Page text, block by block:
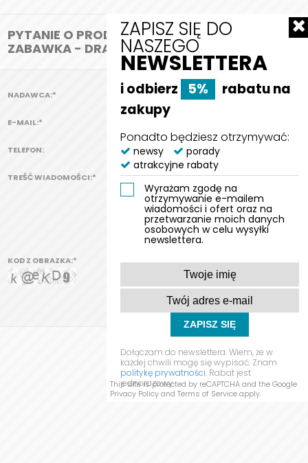
PYTANIE O PRODUKT:
ZABAWKA - DRAPAK DLA KOTA TOM
NADAWCA:*
E-MAIL:*
TELEFON:
TREŚĆ WIADOMOŚCI:*
KOD Z OBRAZKA:*
WYŚLIJ WIADOMOŚĆ
ZAPISZ SIĘ DO
NASZEGO
NEWSLETTERA
i odbierz 5%
rabatu na
zakupy
Ponadto będziesz otrzymywać:
newsy
porady
atrakcyjne rabaty
Wyrażam zgodę na
otrzymywanie e-mailem
wiadomości i ofert oraz na
przetwarzanie moich danych
osobowych w celu wysyłki
newslettera.
ZAPISZ SIĘ
Dołączam do newslettera. Wiem, że w
każdej chwili mogę się wypisać. Znam
politykę prywatności. Rabat jest
jednorazowy.
This site is protected by reCAPTCHA and the Google
Privacy Policyand Terms of Serviceapply.